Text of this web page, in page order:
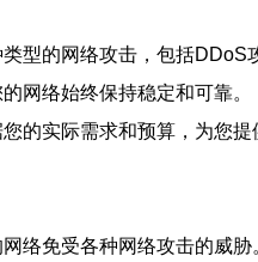
型的网络攻击，包括DDoS
网络始终保持稳定和可靠。
的实际需求和预算，为您提
络免受各种网络攻击的威